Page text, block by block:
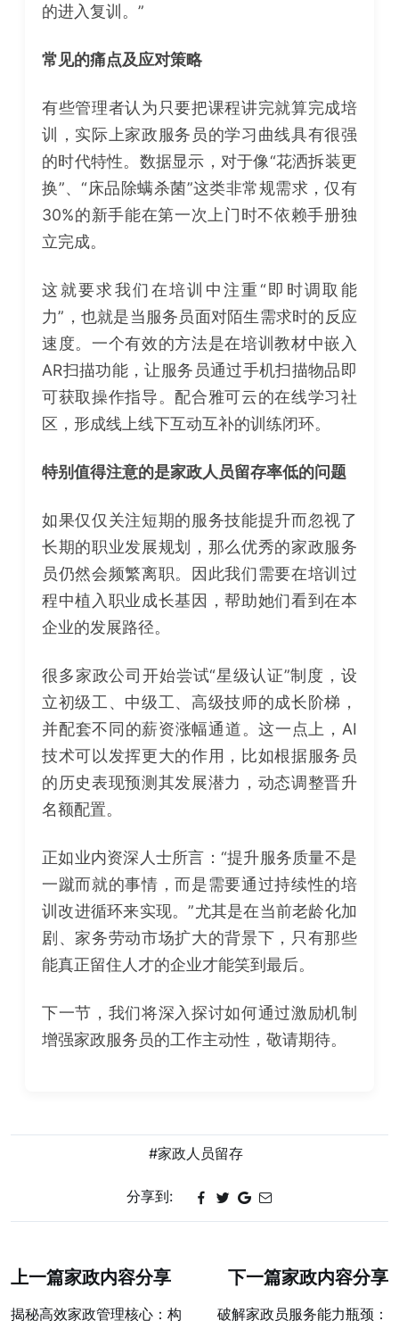
的进入复训。”
常见的痛点及应对策略
有些管理者认为只要把课程讲完就算完成培
训，实际上家政服务员的学习曲线具有很强
的时代特性。数据显示，对于像“花洒拆装更
换”、“床品除螨杀菌”这类非常规需求，仅有
30%的新手能在第一次上门时不依赖手册独
立完成。
这就要求我们在培训中注重“即时调取能
力”，也就是当服务员面对陌生需求时的反应
速度。一个有效的方法是在培训教材中嵌入
AR扫描功能，让服务员通过手机扫描物品即
可获取操作指导。配合雅可云的在线学习社
区，形成线上线下互动互补的训练闭环。
特别值得注意的是家政人员留存率低的问题
如果仅仅关注短期的服务技能提升而忽视了
长期的职业发展规划，那么优秀的家政服务
员仍然会频繁离职。因此我们需要在培训过
程中植入职业成长基因，帮助她们看到在本
企业的发展路径。
很多家政公司开始尝试“星级认证”制度，设
立初级工、中级工、高级技师的成长阶梯，
并配套不同的薪资涨幅通道。这一点上，AI
技术可以发挥更大的作用，比如根据服务员
的历史表现预测其发展潜力，动态调整晋升
名额配置。
正如业内资深人士所言：“提升服务质量不是
一蹴而就的事情，而是需要通过持续性的培
训改进循环来实现。”尤其是在当前老龄化加
剧、家务劳动市场扩大的背景下，只有那些
能真正留住人才的企业才能笑到最后。
下一节，我们将深入探讨如何通过激励机制
增强家政服务员的工作主动性，敬请期待。
#家政人员留存
分享到:
上一篇家政内容分享
揭秘高效家政管理核心：构
下一篇家政内容分享
破解家政员服务能力瓶颈：